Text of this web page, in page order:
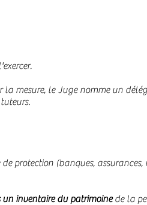
mesure, le Juge nomme un
protection (banques, assurances,
un inventaire du patrimoinede la